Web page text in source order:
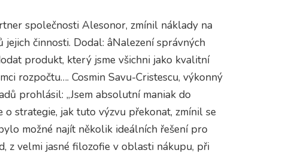
společnosti Alesonor, zmínil náklady na
činnosti. Dodal: âNalezení správných
produkt, který jsme všichni jako kvalitní
rozpočtu…. Cosmin Savu-Cristescu, výkonný
prohlásil: „Jsem absolutní maniak do
o strategie, jak tuto výzvu překonat, zmínil se
možné najít několik ideálních řešení pro
z velmi jasné filozofie v oblasti nákupu, při